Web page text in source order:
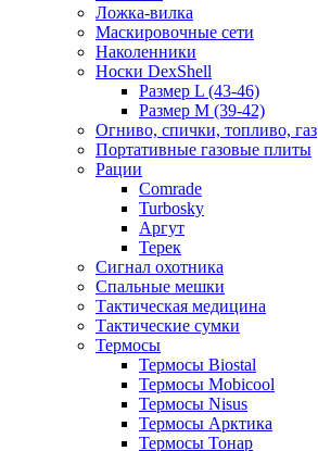
Ложка-вилка
Маскировочные сети
Наколенники
Носки DexShell
Размер L (43-46)
Размер M (39-42)
Огниво, спички, топливо, газ
Портативные газовые плиты
Рации
Comrade
Turbosky
Аргут
Терек
Сигнал охотника
Спальные мешки
Тактическая медицина
Тактические сумки
Термосы
Термосы Biostal
Термосы Mobicool
Термосы Nisus
Термосы Арктика
Термосы Тонар